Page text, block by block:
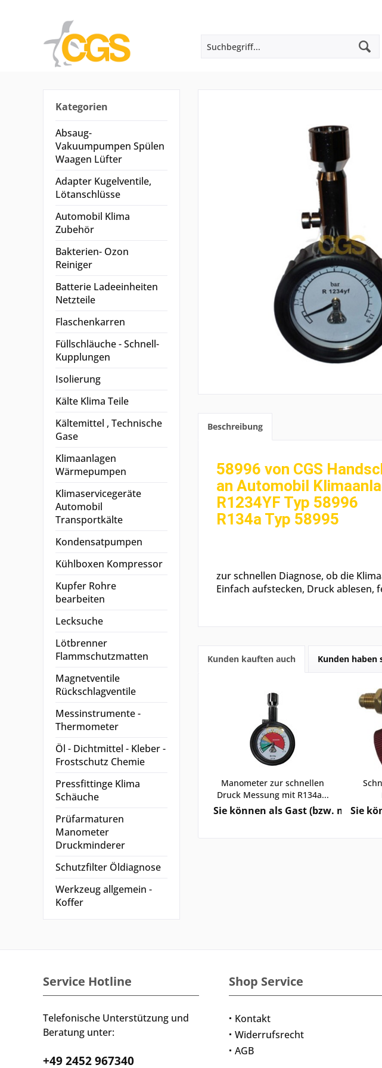
Kategorien
Absaug-
Vakuumpumpen Spülen
Waagen Lüfter
Adapter Kugelventile,
Lötanschlüsse
Automobil Klima
Zubehör
Bakterien- Ozon
Reiniger
Batterie Ladeeinheiten
Netzteile
Flaschenkarren
Füllschläuche - Schnell-
Kupplungen
Isolierung
Kälte Klima Teile
Kältemittel , Technische
Gase
Klimaanlagen
Wärmepumpen
Klimaservicegeräte
Automobil
Transportkälte
Kondensatpumpen
Kühlboxen Kompressor
Kupfer Rohre
bearbeiten
Lecksuche
Lötbrenner
Flammschutzmatten
Magnetventile
Rückschlagventile
Messinstrumente -
Thermometer
Öl - Dichtmittel - Kleber -
Frostschutz Chemie
Pressfittinge Klima
Schäuche
Prüfarmaturen
Manometer
Druckminderer
Schutzfilter Öldiagnose
Werkzeug allgemein -
Koffer
Beschreibung
58996 von CGS
an Automobil
R1234YF Typ 58996
R134a Typ 58995
zur schnellen Diagnose, ob die
Einfach aufstecken, Druck ablesen,
Kunden kauften auch Kunden haben
Manometer zur schnellen
Druck Messung mit R134a...
Sie können als Gast (bzw. mitSie
Service Hotline
Telefonische Unterstützung und
Beratung unter:
+49 2452 967340
Shop Service
Kontakt
Widerrufsrecht
AGB